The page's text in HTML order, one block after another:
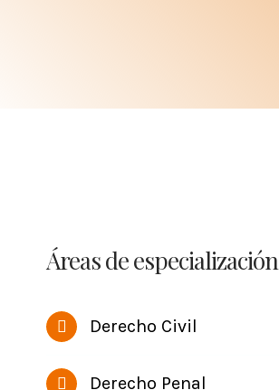
Áreas de especialización
Derecho Civil
Derecho Penal